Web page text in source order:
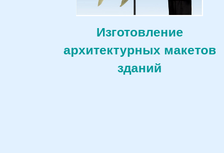
Изготовление
архитектурных макетов
зданий